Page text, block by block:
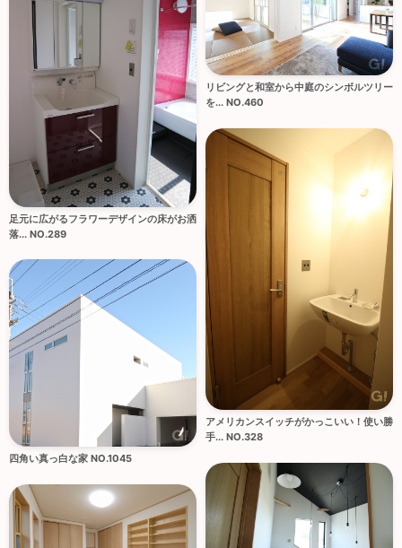
足元に広がるフラワーデザインの床がお洒
落... NO.289
リビングと和室から中庭のシンボルツリー
を... NO.460
アメリカンスイッチがかっこいい！使い勝
手... NO.328
四角い真っ白な家 NO.1045